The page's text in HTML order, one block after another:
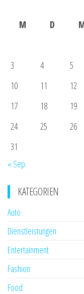
M
D
3
4 5
10
11 12
17
18 19
24
25 26
31
« Sep.
KATEGORIEN
Auto
Dienstleistungen
Entertainment
Fashion
Food